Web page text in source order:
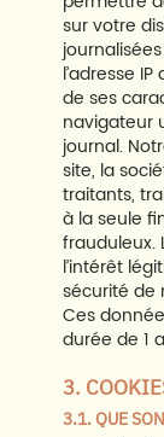
sur votre
l’adresse
de ses
navigateur
journal.
site, la
traitants,
à la seule
frauduleux.
l’intérêt
sécurité de
Ces
durée de 1
3.
3.1. QUE